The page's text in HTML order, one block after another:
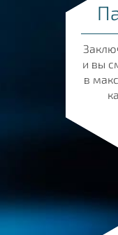
и вы
в